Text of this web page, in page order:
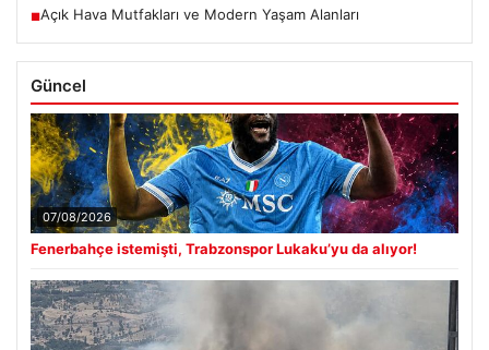
■Açık Hava Mutfakları ve Modern Yaşam Alanları
Güncel
07/08/2026
Fenerbahçe istemişti, Trabzonspor Lukaku’yu da alıyor!